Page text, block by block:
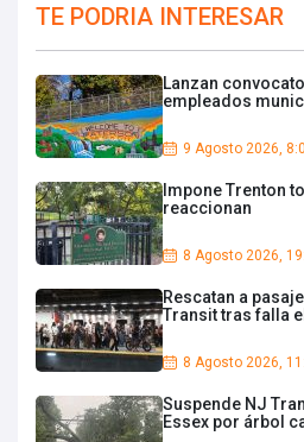
TE PODRIA INTERESAR
Lanzan
empleados
9 Agosto 2026,
Impone Trenton
reaccionan
8 Agosto 2026,
Rescatan a
Transit tras falla
8 Agosto 2026,
Suspende NJ
Essex por árbol